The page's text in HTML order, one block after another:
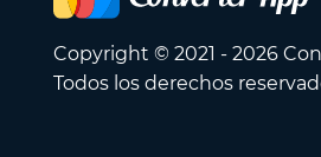
Copyright © 2021 - 2026
Todos los derechos